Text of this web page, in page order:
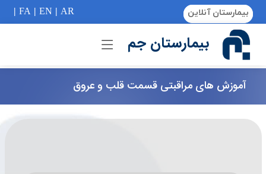
FA| EN | AR
| بیمارستان آنلاین
if (Model != null) {
بیمارستان جم
آموزش های مراقبتی قسمت قلب و عروق